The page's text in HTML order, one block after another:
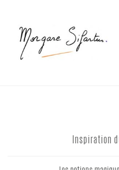
Inspiration